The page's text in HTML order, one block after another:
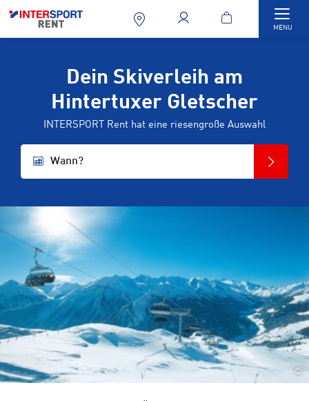
MENU
Dein Skiverleih am
Hintertuxer Gletscher
INTERSPORT Rent hat eine riesengroße Auswahl
Wann?
©